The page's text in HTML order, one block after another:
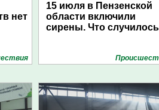
нет
15 июля в Пензенской
области включили
сирены. Что